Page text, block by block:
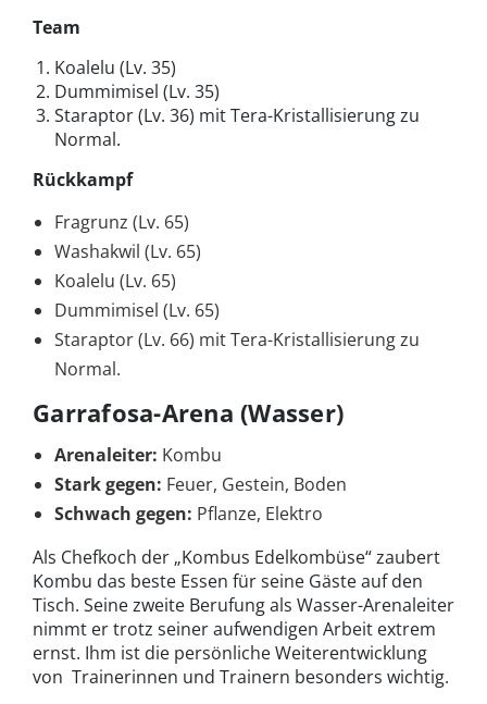
Team
Koalelu (Lv. 35)
Dummimisel (Lv. 35)
Staraptor (Lv. 36) mit Tera-Kristallisierung zu
Normal.
Rückkampf
Fragrunz (Lv. 65)
Washakwil (Lv. 65)
Koalelu (Lv. 65)
Dummimisel (Lv. 65)
Staraptor (Lv. 66) mit Tera-Kristallisierung zu
Normal.
Garrafosa-Arena (Wasser)
Arenaleiter: Kombu
Stark gegen: Feuer, Gestein, Boden
Schwach gegen: Pflanze, Elektro
Als Chefkoch der „Kombus Edelkombüse“ zaubert
Kombu das beste Essen für seine Gäste auf den
Tisch. Seine zweite Berufung als Wasser-Arenaleiter
nimmt er trotz seiner aufwendigen Arbeit extrem
ernst. Ihm ist die persönliche Weiterentwicklung
von Trainerinnen und Trainern besonders wichtig.